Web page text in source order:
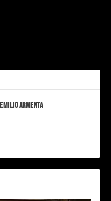
Emilio Armenta